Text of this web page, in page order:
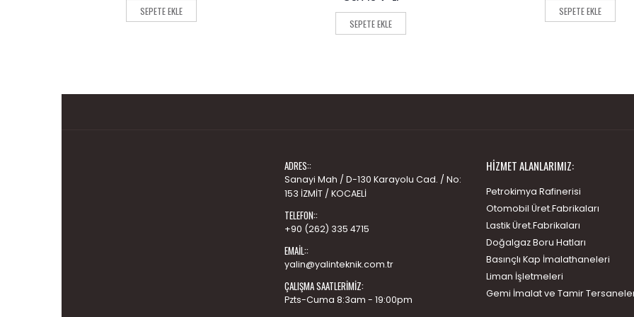
of
5
SEPETE EKLE
of
5SEPETE EKLE
of
5
SEPETE EKLE
ADRES::
Sanayi Mah / D-130 Karayolu Cad. / No:
153 İZMİT / KOCAELİ
TELEFON::
+90 (262) 335 4715
EMAIL::
yalin@yalinteknik.com.tr
ÇALIŞMA SAATLERIMIZ:
Pzts-Cuma 8:3am - 19:00pm
HIZMET ALANLARIMIZ:
Petrokimya Rafinerisi
Otomobil Üret.Fabrikaları
Lastik Üret.Fabrikaları
Doğalgaz Boru Hatları
Basınçlı Kap İmalathaneleri
Liman İşletmeleri
Gemi İmalat ve Tamir